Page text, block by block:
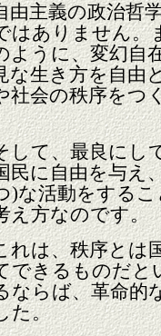
主義の政治哲
はありません。
ように、変幻自
な生き方を自由
社会の秩序をつ
て、最良にし
民に自由を与え
)な活動をする
え方なのです。
は、秩序とは
できるものだと
ならば、革命的
た。